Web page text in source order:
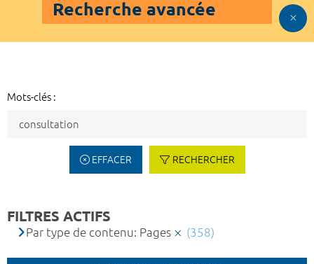
Recherche avancée
Mots-clés :
EFFACER RECHERCHER
FILTRES ACTIFS
Par type de contenu: Pages (358)